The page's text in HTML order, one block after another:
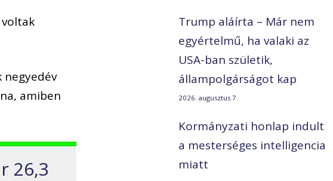
negyedév
amiben
26,3
Trump aláírta – Már nem
egyértelmű, ha valaki az
USA-ban születik,
állampolgárságot kap
2026. augusztus 7.
Kormányzati honlap indult
a mesterséges intelligencia
miatt